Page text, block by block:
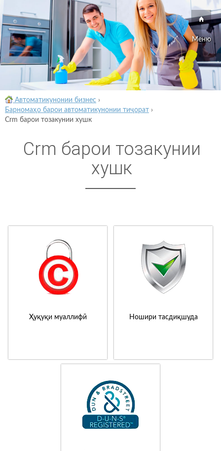
Меню
Автоматикунонии бизнес ›
Барномаҳо барои автоматикунонии тиҷорат ›
Crm барои тозакунии хушк
Crm барои тозакунии
хушк
Ҳуқуқи муаллифӣ Ношири тасдиқшуда